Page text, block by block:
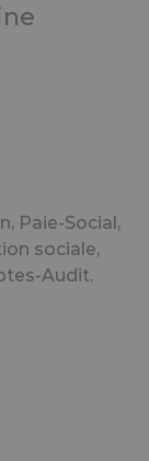
Paie-Social,
sociale,
Audit.